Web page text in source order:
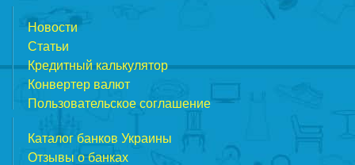
Новости
Статьи
Кредитный калькулятор
Конвертер валют
Пользовательское соглашение
Каталог банков Украины
Отзывы о банках